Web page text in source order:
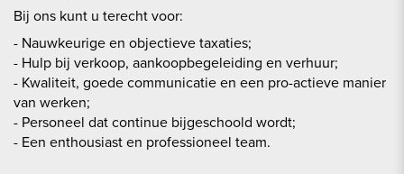
Bij ons kunt u terecht voor:
- Nauwkeurige en objectieve taxaties;
- Hulp bij verkoop, aankoopbegeleiding en verhuur;
- Kwaliteit, goede communicatie en een pro-actieve manier
van werken;
- Personeel dat continue bijgeschoold wordt;
- Een enthousiast en professioneel team.